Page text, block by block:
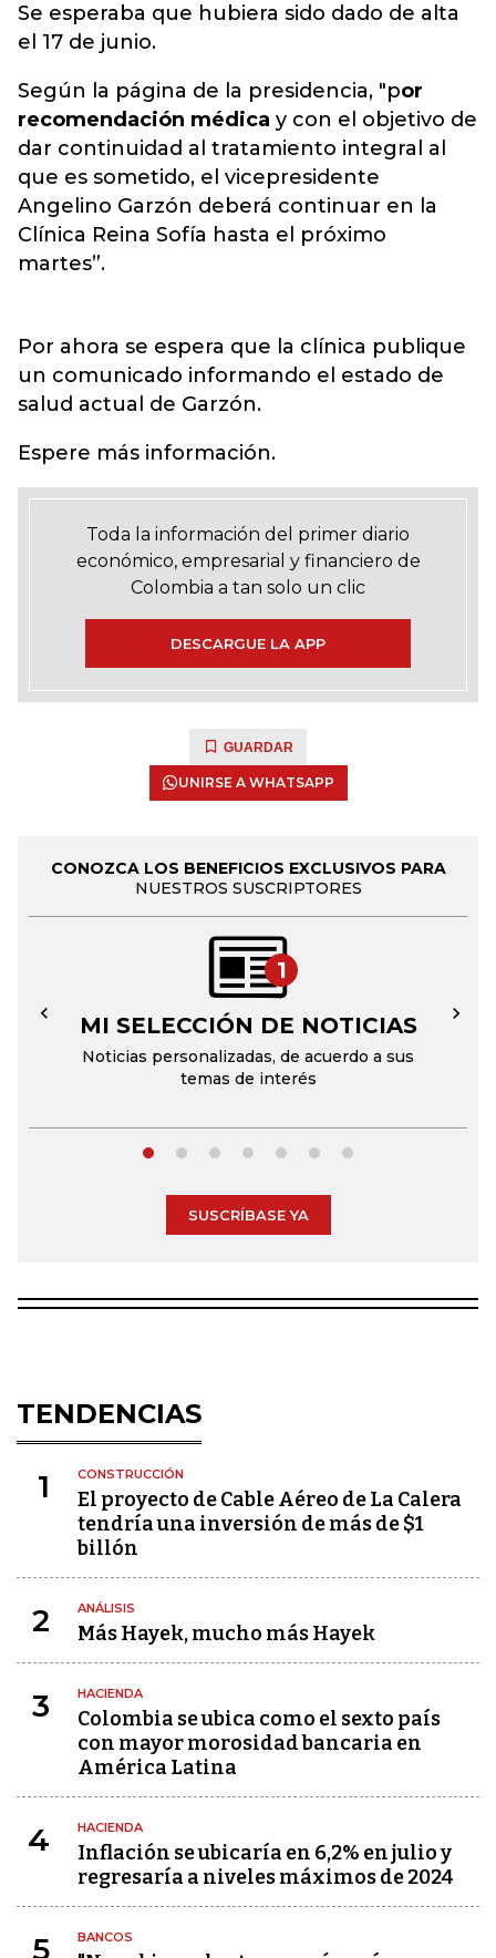
Se esperaba que hubiera sido dado de alta
el 17 de junio.
Según la página de la presidencia, "por
recomendación médica y con el objetivo de
dar continuidad al tratamiento integral al
que es sometido, el vicepresidente
Angelino Garzón deberá continuar en la
Clínica Reina Sofía hasta el próximo
martes”.
Por ahora se espera que la clínica publique
un comunicado informando el estado de
salud actual de Garzón.
Espere más información.
Toda la información del primer diario
económico, empresarial y financiero de
Colombia a tan solo un clic
DESCARGUE LA APP
GUARDAR
UNIRSE A WHATSAPP
CONOZCA LOS BENEFICIOS EXCLUSIVOS PARA
NUESTROS SUSCRIPTORES
1
MI SELECCIÓN DE NOTICIAS
Noticias personalizadas, de acuerdo a sus
temas de interés
← →
SUSCRÍBASE YA
TENDENCIAS
1 CONSTRUCCIÓN
El proyecto de Cable Aéreo de La Calera
tendría una inversión de más de $1
billón
2 ANÁLISIS
Más Hayek, mucho más Hayek
3 HACIENDA
Colombia se ubica como el sexto país
con mayor morosidad bancaria en
América Latina
4 HACIENDA
Inflación se ubicaría en 6,2% en julio y
regresaría a niveles máximos de 2024
5 BANCOS